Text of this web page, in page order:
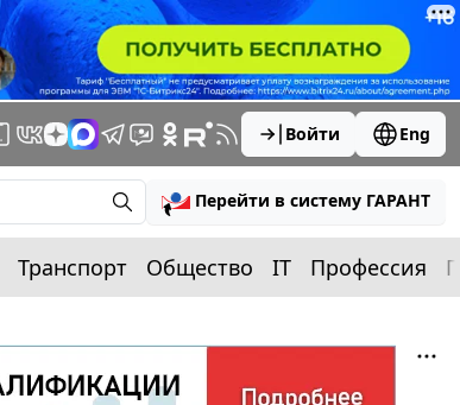
Войти Eng
Перейти в систему ГАРАНТ
Транспорт Общество IT Профессия